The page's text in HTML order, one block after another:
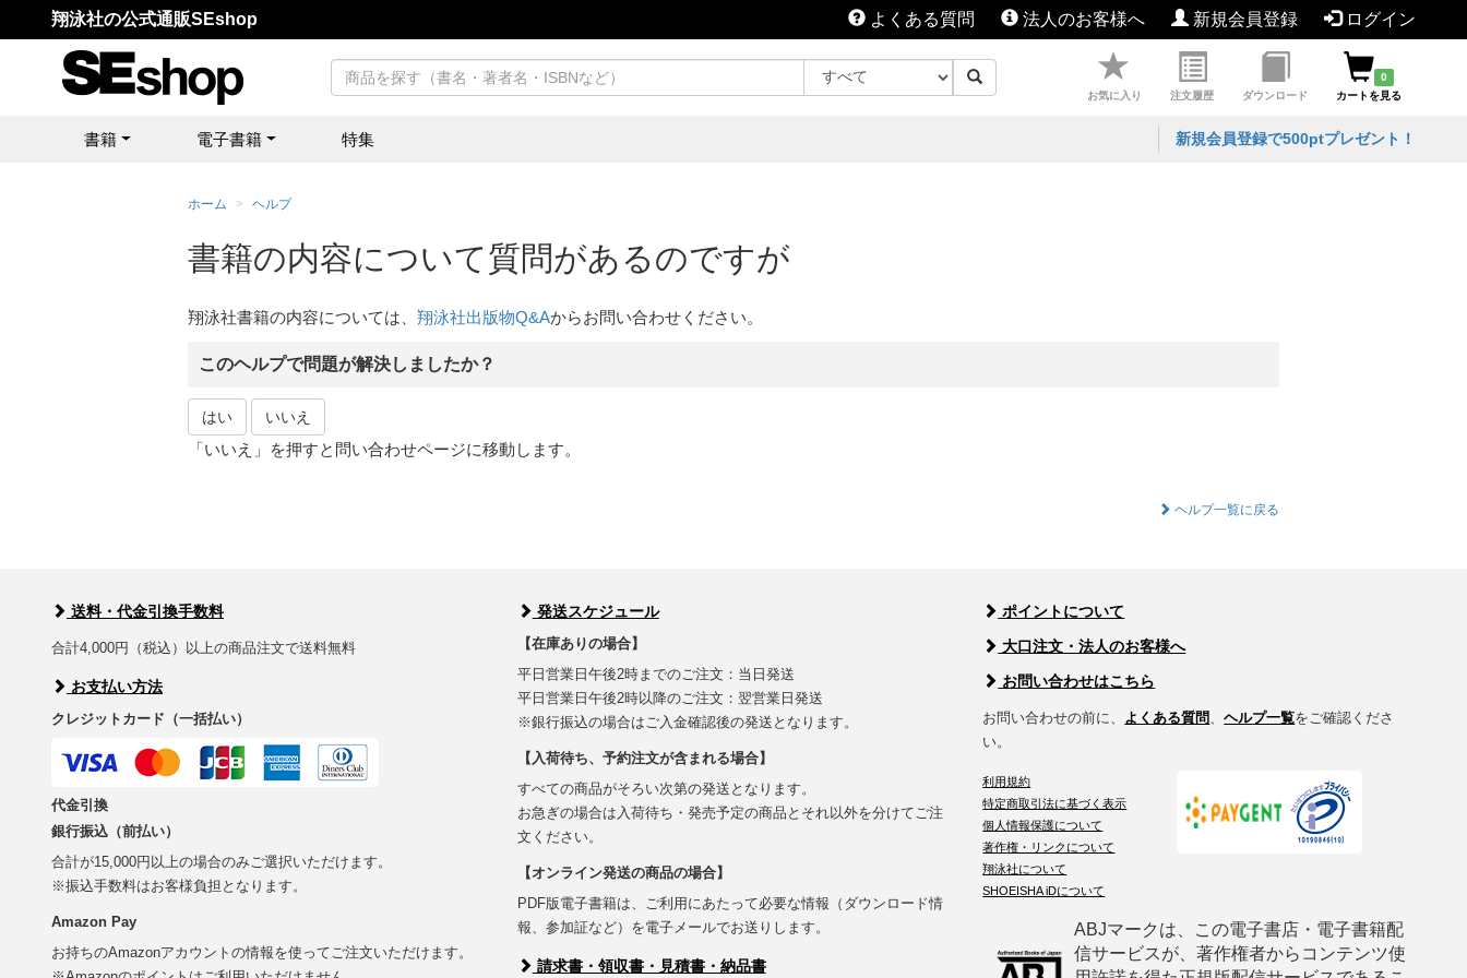
翔泳社の公式通販SEshop よくある質問 法人のお客様へ 新規会員登録 ログイン
お気に入り 注文履歴 ダウンロード
0
カートを見る
書籍 電子書籍 特集 新規会員登録で500ptプレゼント！
ホーム ヘルプ
書籍の内容について質問があるのですが
翔泳社書籍の内容については、 翔泳社出版物Q&Aからお問い合わせください。
このヘルプで問題が解決しましたか？
はい いいえ
「いいえ」を押すと問い合わせページに移動します。
ヘルプ一覧に戻る
送料・代金引換手数料
合計4,000円（税込）以上の商品注文で送料無料
お支払い方法
クレジットカード（一括払い）
代金引換
銀行振込（前払い）
合計が15,000円以上の場合のみご選択いただけます。
※振込手数料はお客様負担となります。
Amazon Pay
お持ちのAmazonアカウントの情報を使ってご注文いただけます。
発送スケジュール
【在庫ありの場合】
平日営業日午後2時までのご注文：当日発送
平日営業日午後2時以降のご注文：翌営業日発送
※銀行振込の場合はご入金確認後の発送となります。
【入荷待ち、予約注文が含まれる場合】
すべての商品がそろい次第の発送となります。
お急ぎの場合は入荷待ち・発売予定の商品とそれ以外を分けてご注
文ください。
【オンライン発送の商品の場合】
PDF版電子書籍は、ご利用にあたって必要な情報（ダウンロード情
報、参加証など）を電子メールでお送りします。
請求書・領収書・見積書・納品書
ポイントについて
大口注文・法人のお客様へ
お問い合わせはこちら
お問い合わせの前に、 よくある質問、ヘルプ一覧をご確認くださ
い。
利用規約
特定商取引法に基づく表示
個人情報保護について
著作権・リンクについて
翔泳社について
SHOEISHA iDについて
ABJマークは、この電子書店・電子書籍配
信サービスが、著作権者からコンテンツ使